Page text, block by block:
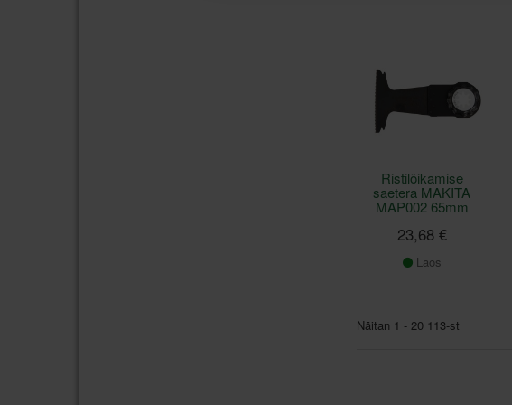
Ristilõikamise
saetera MAKITA
MAP002 65mm
23,68 €
Laos
Näitan 1 - 20 113-st